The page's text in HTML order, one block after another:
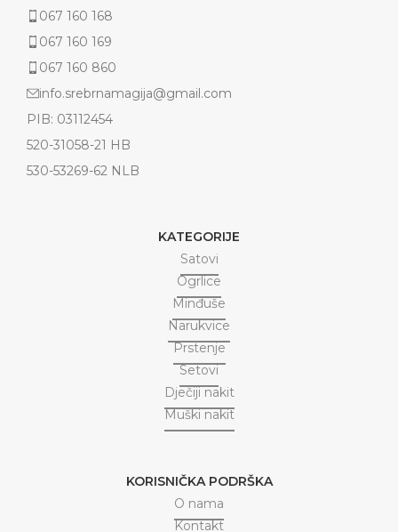
067 160 168
067 160 169
067 160 860
info.srebrnamagija@gmail.com
PIB: 03112454
520-31058-21 HB
530-53269-62 NLB
KATEGORIJE
Satovi
Ogrlice
Minđuše
Narukvice
Prstenje
Setovi
Dječiji nakit
Muški nakit
KORISNIČKA PODRŠKA
O nama
Kontakt